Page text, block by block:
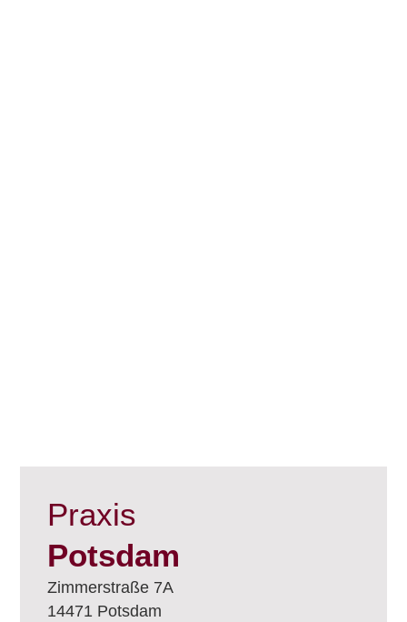
Praxis
Potsdam
Zimmerstraße 7A
14471 Potsdam